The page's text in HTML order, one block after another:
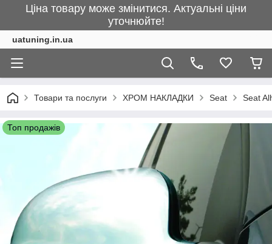
Ціна товару може змінитися. Актуальні ціни
уточнюйте!
uatuning.in.ua
Товари та послуги ХРОМ НАКЛАДКИ Seat Seat
Топ продажів